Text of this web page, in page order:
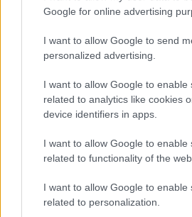
Google for online advertising
I want to allow Google to send
personalized advertising.
I want to allow Google to enable
related to analytics like cookies
device identifiers in apps.
I want to allow Google to enable
related to functionality of the
I want to allow Google to enable
related to personalization.
rendszeresen 10–12 órát próbált.
Csillogó szellemű, rendkívül
benne az őspunkot és a tojásfejű
írt, filmeket forgatott, előadásokat
társadalmi és politikai kérdésekben
szórta a poénokat, alig győzték
Egyik örökérvényű mondása szerint
amikor írni nem tudó emberek
nem tudó emberekkel olvasni nem